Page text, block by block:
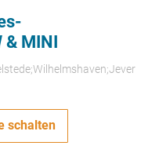
MINI
schalten